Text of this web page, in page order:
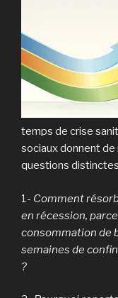
temps de crise
sociaux donnent
questions
1- Comment
en récession,
consommation de
semaines de
?